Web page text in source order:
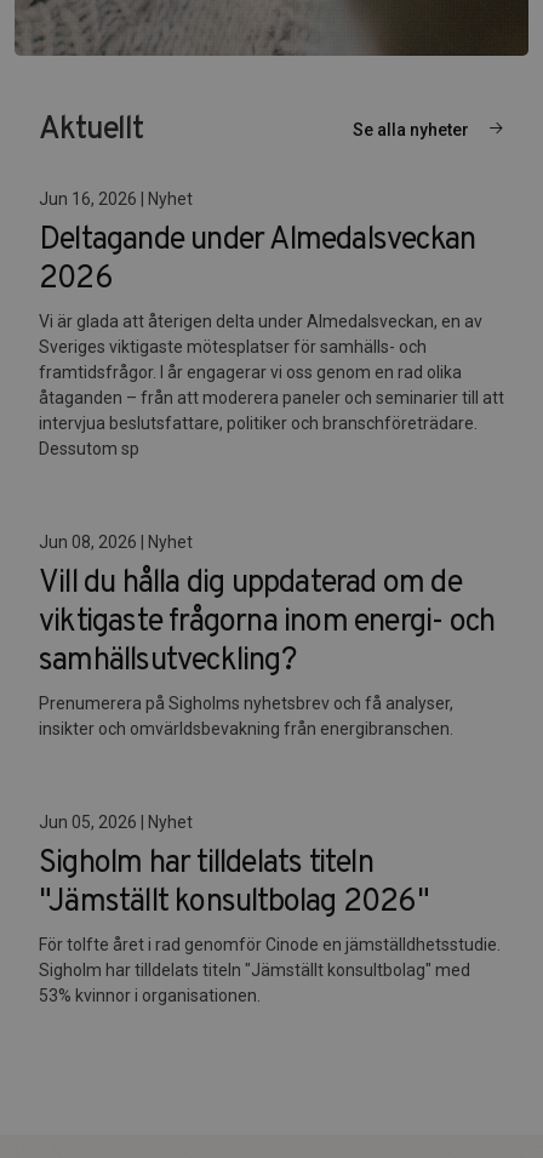
Aktuellt Se alla nyheter
Jun 16, 2026 | Nyhet
Deltagande under Almedalsveckan
2026
Vi är glada att återigen delta under Almedalsveckan, en av
Sveriges viktigaste mötesplatser för samhälls- och
framtidsfrågor. I år engagerar vi oss genom en rad olika
åtaganden – från att moderera paneler och seminarier till att
intervjua beslutsfattare, politiker och branschföreträdare.
Dessutom sp
Jun 08, 2026 | Nyhet
Vill du hålla dig uppdaterad om de
viktigaste frågorna inom energi- och
samhällsutveckling?
Prenumerera på Sigholms nyhetsbrev och få analyser,
insikter och omvärldsbevakning från energibranschen.
Jun 05, 2026 | Nyhet
Sigholm har tilldelats titeln
"Jämställt konsultbolag 2026"
För tolfte året i rad genomför Cinode en jämställdhetsstudie.
Sigholm har tilldelats titeln "Jämställt konsultbolag" med
53% kvinnor i organisationen.